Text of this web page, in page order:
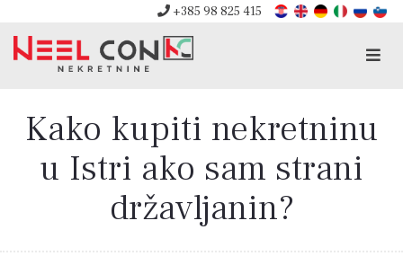
+385 98 825 415
Kako kupiti nekretninu
u Istri ako sam strani
državljanin?